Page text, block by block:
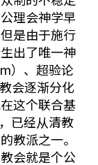
理会神学早
是由于施行
出了唯一神
）、超验论
会逐渐分化
这个联合基
已经从清教
教派之一。
会就是个公